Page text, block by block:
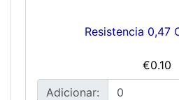
Resistencia 0,47
€0.10
Adicionar: